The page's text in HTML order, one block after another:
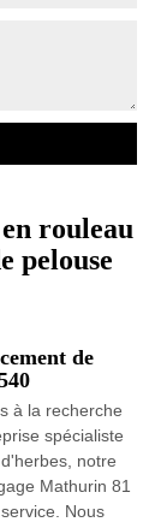
rouleau
pelouse
de
à la recherche
spécialiste
notre
Mathurin 81
Nous